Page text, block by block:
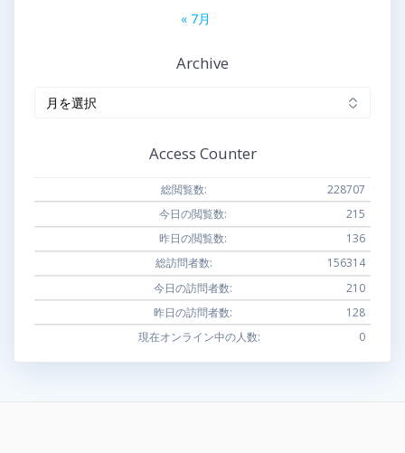
« 7月
Archive
Access Counter
228707
総閲覧数:
215
今日の閲覧数:
136
昨日の閲覧数:
156314
総訪問者数:
210
今日の訪問者数:
128
昨日の訪問者数:
0
現在オンライン中の人数: